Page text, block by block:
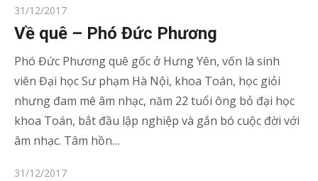
Posted
on
31/12/2017
Về quê – Phó Đức Phương
Phó Đức Phương quê gốc ở Hưng Yên, vốn là sinh
viên Đại học Sư phạm Hà Nội, khoa Toán, học giỏi
nhưng đam mê âm nhạc, năm 22 tuổi ông bỏ đại học
khoa Toán, bắt đầu lập nghiệp và gắn bó cuộc đời với
âm nhạc. Tâm hồn…
Posted
31/12/2017